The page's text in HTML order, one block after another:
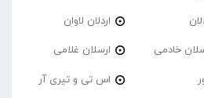
اردلان لاوان
خادمی ارسلان غلامی
اس تی و تیری آر